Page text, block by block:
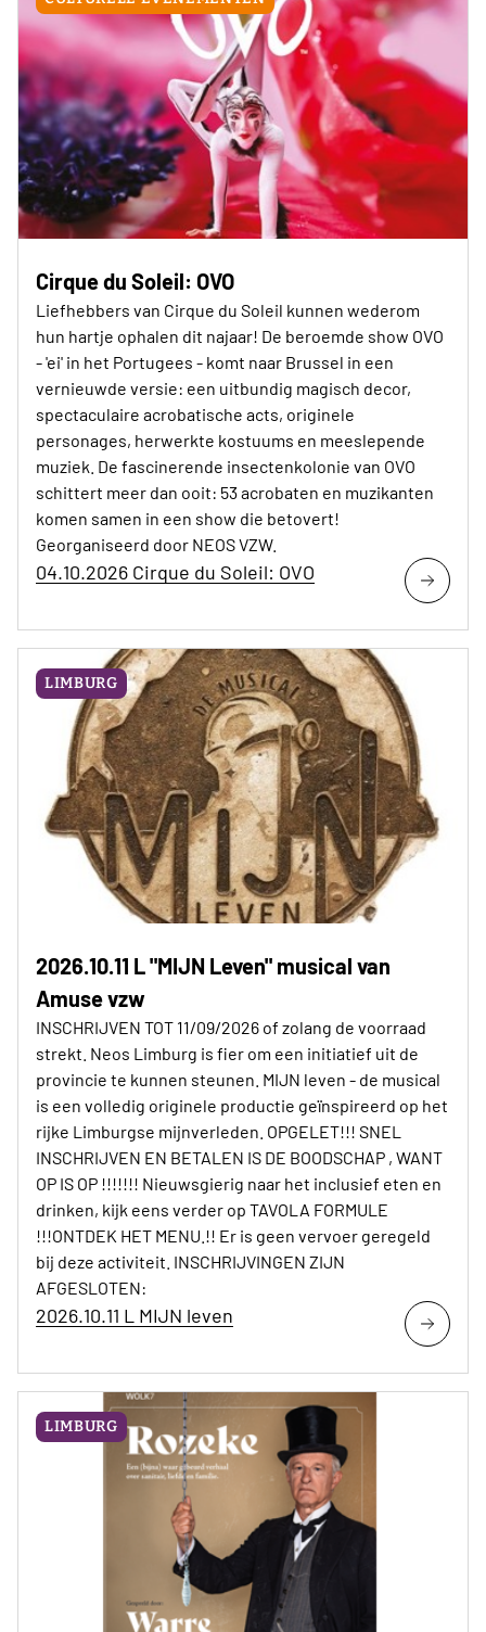
Cirque du Soleil: OVO
Liefhebbers van Cirque du Soleil kunnen wederom
hun hartje ophalen dit najaar! De beroemde show OVO
- 'ei' in het Portugees - komt naar Brussel in een
vernieuwde versie: een uitbundig magisch decor,
spectaculaire acrobatische acts, originele
personages, herwerkte kostuums en meeslepende
muziek. De fascinerende insectenkolonie van OVO
schittert meer dan ooit: 53 acrobaten en muzikanten
komen samen in een show die betovert!
Georganiseerd door NEOS VZW.
04.10.2026 Cirque du Soleil: OVO
LIMBURG
2026.10.11 L "MIJN Leven" musical van
Amuse vzw
INSCHRIJVEN TOT 11/09/2026 of zolang de voorraad
strekt. Neos Limburg is fier om een initiatief uit de
provincie te kunnen steunen. MIJN leven - de musical
is een volledig originele productie geïnspireerd op het
rijke Limburgse mijnverleden. OPGELET!!! SNEL
INSCHRIJVEN EN BETALEN IS DE BOODSCHAP , WANT
OP IS OP !!!!!!! Nieuwsgierig naar het inclusief eten en
drinken, kijk eens verder op TAVOLA FORMULE
!!!ONTDEK HET MENU.!! Er is geen vervoer geregeld
bij deze activiteit. INSCHRIJVINGEN ZIJN
AFGESLOTEN:
2026.10.11 L MIJN leven
LIMBURG